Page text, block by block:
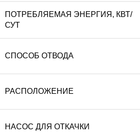
ПОТРЕБЛЯЕМАЯ ЭНЕРГИЯ, КВТ/
СУТ
СПОСОБ ОТВОДА
РАСПОЛОЖЕНИЕ
НАСОС ДЛЯ ОТКАЧКИ